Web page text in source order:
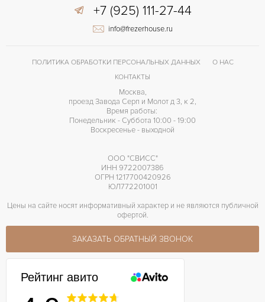
+7 (925) 111-27-44
info@frezerhouse.ru
ПОЛИТИКА ОБРАБОТКИ ПЕРСОНАЛЬНЫХ ДАННЫХ
О НАС
КОНТАКТЫ
Москва,
проезд Завода Серп и Молот д 3, к 2,
Время работы:
Понедельник - Суббота 10:00 - 19:00
Воскресенье - выходной
ООО "СВИСС"
ИНН 9722007386
ОГРН 1217700420926
ЮЛ772201001
Цены на сайте носят информативный характер и не являются публичной
офертой.
ЗАКАЗАТЬ ОБРАТНЫЙ ЗВОНОК
Рейтинг авито